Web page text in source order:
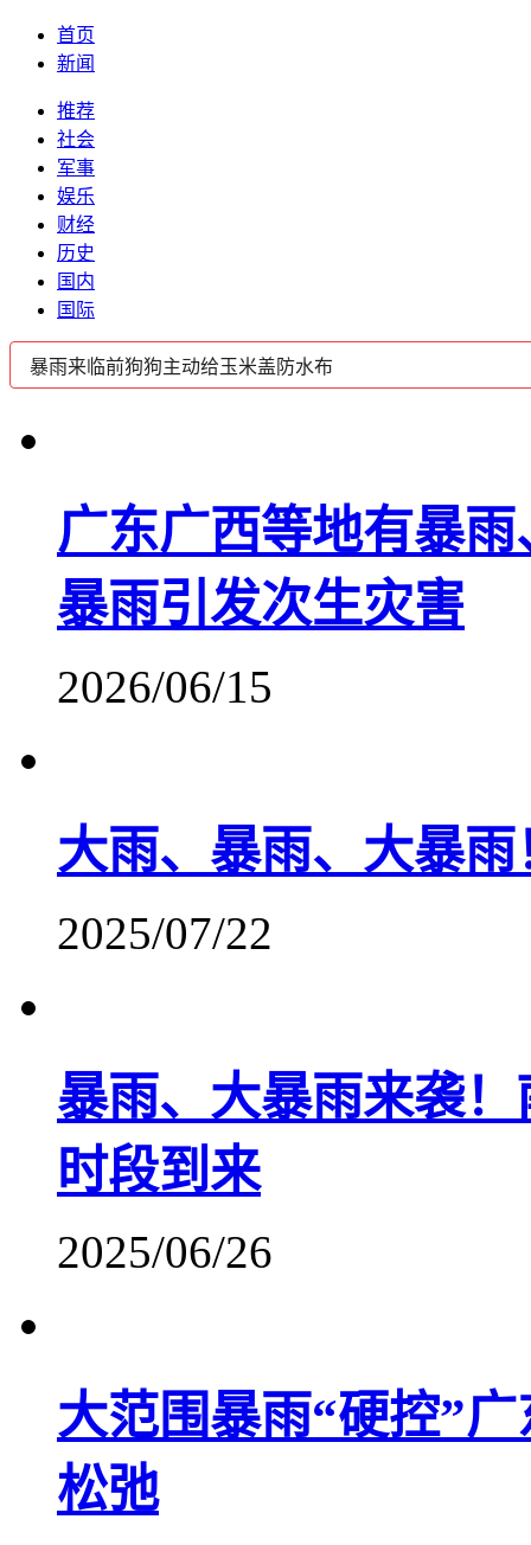
首页
新闻
推荐
社会
军事
娱乐
财经
历史
国内
国际
广东广西等地有暴
暴雨引发次生灾害
2026/06/15
大雨、暴雨、大暴
2025/07/22
暴雨、大暴雨来袭
时段到来
2025/06/26
大范围暴雨“硬控”
松弛